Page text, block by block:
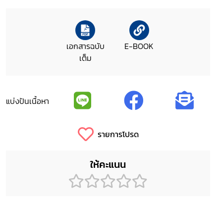
เอกสารฉบับ
เต็ม
E-BOOK
แบ่งปันเนื้อหา
รายการโปรด
ให้คะแนน